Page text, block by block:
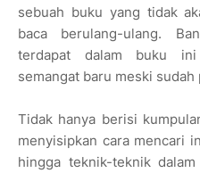
sebuah buku yang tidak
baca berulang-ulang.
terdapat dalam buku
semangat baru meski sudah
Tidak hanya berisi
menyisipkan cara mencari
hingga teknik-teknik